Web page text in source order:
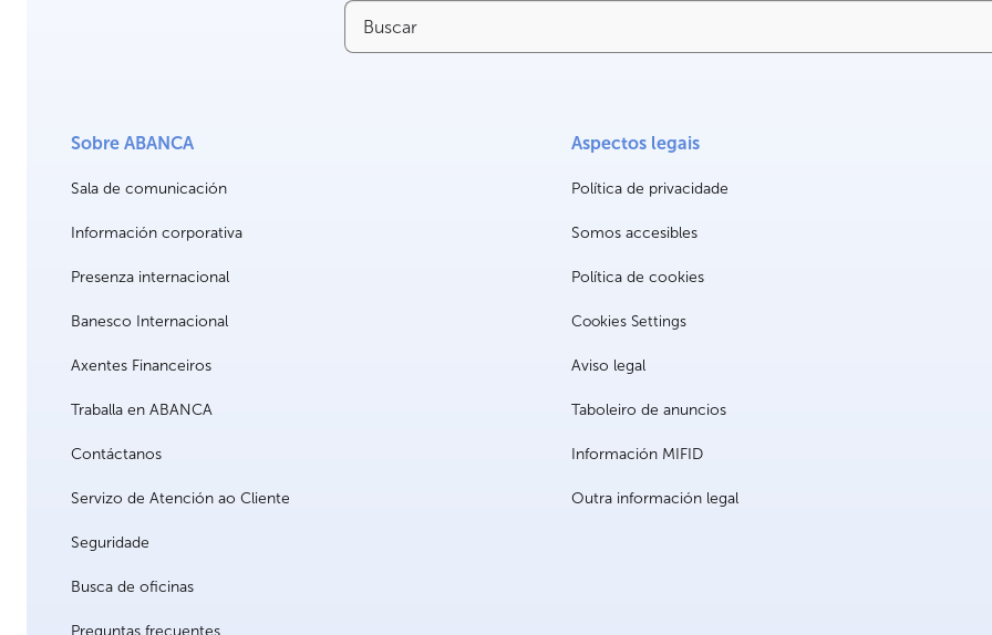
Buscar
Sobre ABANCA
Sala de comunicación
Información corporativa
Presenza internacional
Banesco Internacional
Axentes Financeiros
Traballa en ABANCA
Contáctanos
Servizo de Atención ao Cliente
Seguridade
Busca de oficinas
Preguntas frecuentes
Aspectos legais
Política de privacidade
Somos accesibles
Política de cookies
Cookies Settings
Aviso legal
Taboleiro de anuncios
Información MIFID
Outra información legal